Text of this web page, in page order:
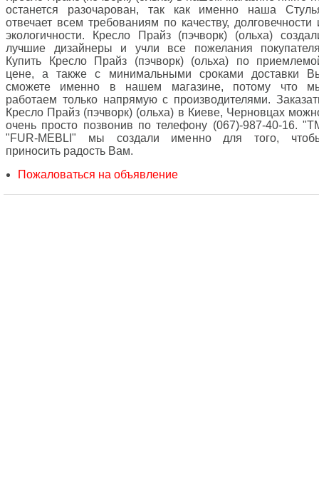
останется разочарован, так как именно наша
отвечает всем требованиям по качеству, долговечности
экологичности. Кресло Прайз (пэчворк) (ольха)
лучшие дизайнеры и учли все пожелания
Купить Кресло Прайз (пэчворк) (ольха) по
цене, а также с минимальными сроками доставки
сможете именно в нашем магазине, потому что
работаем только напрямую с производителями.
Кресло Прайз (пэчворк) (ольха) в Киеве, Черновцах
очень просто позвонив по телефону (067)-987-40-16.
"FUR-MEBLI" мы создали именно для того,
приносить радость Вам.
Пожаловаться на объявление